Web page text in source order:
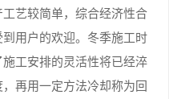
艺较简单，综合经济性合
用户的欢迎。冬季施工时
工安排的灵活性将已经淬
再用一定方法冷却称为回